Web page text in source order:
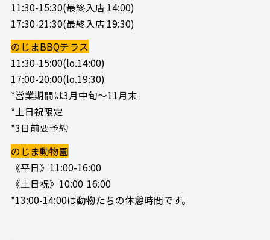
11:30-15:30(最終入店 14:00)
17:30-21:30(最終入店 19:30)
のじまBBQテラス
11:30-15:00(lo.14:00)
17:00-20:00(lo.19:30)
*営業期間は3月中旬～11月末
*土日祝限定
*3日前要予約
のじま動物園
《平日》11:00-16:00
《土日祝》10:00-16:00
*13:00-14:00は動物たちの休憩時間です。